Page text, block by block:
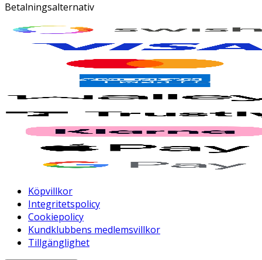
Betalningsalternativ
Köpvillkor
Integritetspolicy
Cookiepolicy
Kundklubbens medlemsvillkor
Tillgänglighet